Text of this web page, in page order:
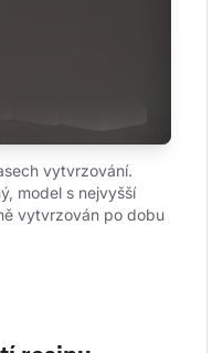
vytvrzování.
model s nejvyšší
vytvrzován po dobu